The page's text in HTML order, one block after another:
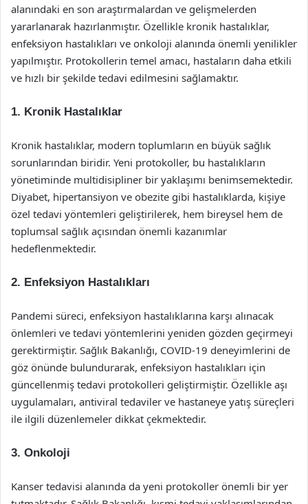
alanındaki en son araştırmalardan ve gelişmelerden
yararlanarak hazırlanmıştır. Özellikle kronik hastalıklar,
enfeksiyon hastalıkları ve onkoloji alanında önemli yenilikler
yapılmıştır. Protokollerin temel amacı, hastaların daha etkili
ve hızlı bir şekilde tedavi edilmesini sağlamaktır.
1. Kronik Hastalıklar
Kronik hastalıklar, modern toplumların en büyük sağlık
sorunlarından biridir. Yeni protokoller, bu hastalıkların
yönetiminde multidisipliner bir yaklaşımı benimsemektedir.
Diyabet, hipertansiyon ve obezite gibi hastalıklarda, kişiye
özel tedavi yöntemleri geliştirilerek, hem bireysel hem de
toplumsal sağlık açısından önemli kazanımlar
hedeflenmektedir.
2. Enfeksiyon Hastalıkları
Pandemi süreci, enfeksiyon hastalıklarına karşı alınacak
önlemleri ve tedavi yöntemlerini yeniden gözden geçirmeyi
gerektirmiştir. Sağlık Bakanlığı, COVID-19 deneyimlerini de
göz önünde bulundurarak, enfeksiyon hastalıkları için
güncellenmiş tedavi protokolleri geliştirmiştir. Özellikle aşı
uygulamaları, antiviral tedaviler ve hastaneye yatış süreçleri
ile ilgili düzenlemeler dikkat çekmektedir.
3. Onkoloji
Kanser tedavisi alanında da yeni protokoller önemli bir yer